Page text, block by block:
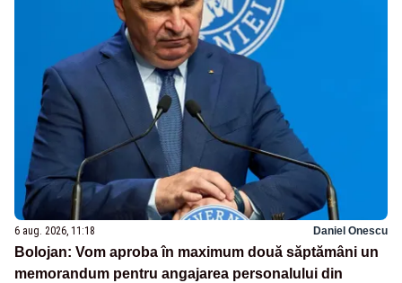
6 aug. 2026, 11:18 Daniel Onescu
Bolojan: Vom aproba în maximum două săptămâni un
memorandum pentru angajarea personalului din